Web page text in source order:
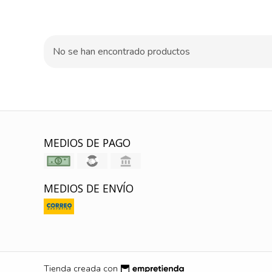
No se han encontrado productos
MEDIOS DE PAGO
MEDIOS DE ENVÍO
Tienda creada con